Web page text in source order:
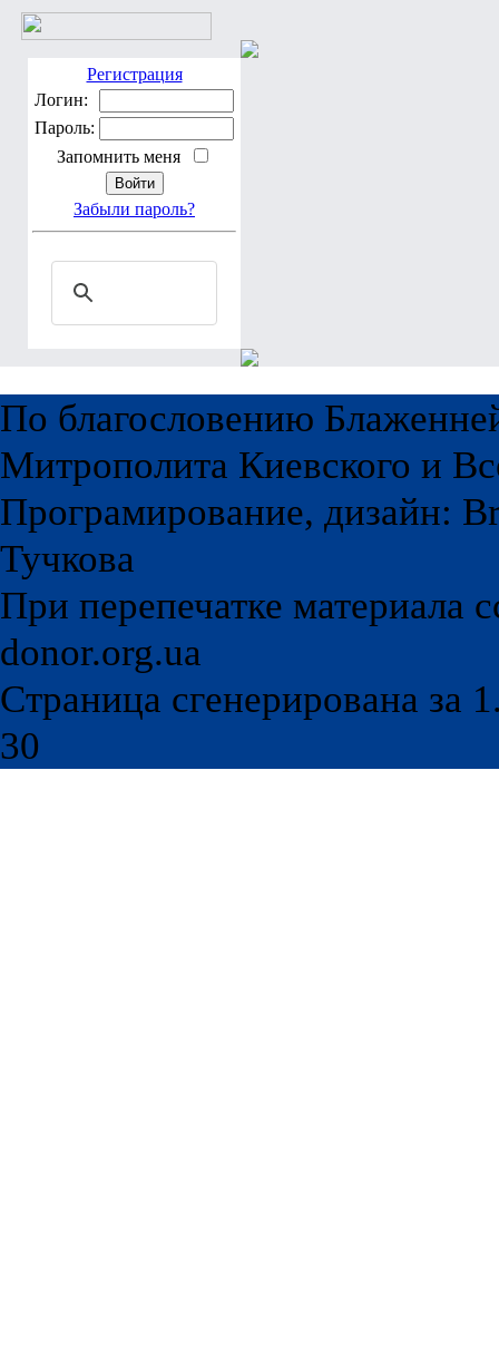
Регистрация
Логин:
Пароль:
Запомнить меня
Забыли пароль?
По благословению
Митрополита Киевского и
Програмирование, дизайн:
Тучкова
При перепечатке материала
donor.org.ua
Страница сгенерирована за
30